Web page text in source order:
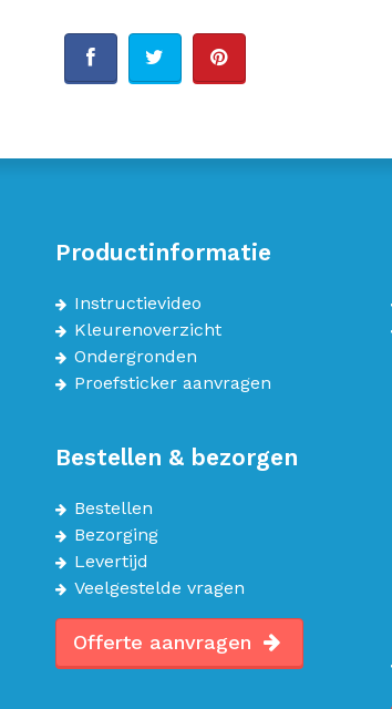
Productinformatie
Instructievideo
Kleurenoverzicht
Ondergronden
Proefsticker aanvragen
Bestellen & bezorgen
Bestellen
Bezorging
Levertijd
Veelgestelde vragen
Offerte aanvragen